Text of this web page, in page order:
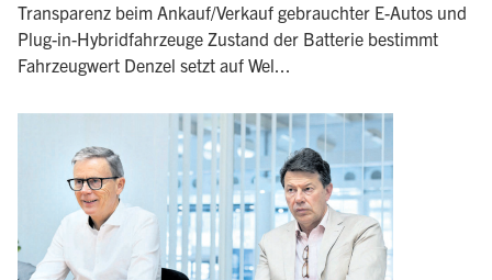
Transparenz beim Ankauf/Verkauf gebrauchter E-Autos und
Plug-in-Hybridfahrzeuge Zustand der Batterie bestimmt
Fahrzeugwert Denzel setzt auf Wel...